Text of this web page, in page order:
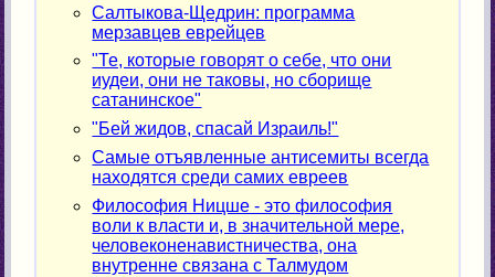
Салтыкова-Щедрин: программа
мерзавцев еврейцев
"Те, которые говорят о себе, что они
иудеи, они не таковы, но сборище
сатанинское"
"Бей жидов, спасай Израиль!"
Самые отъявленные антисемиты всегда
находятся среди самих евреев
Философия Ницше - это философия
воли к власти и, в значительной мере,
человеконенавистничества, она
внутренне связана с Талмудом